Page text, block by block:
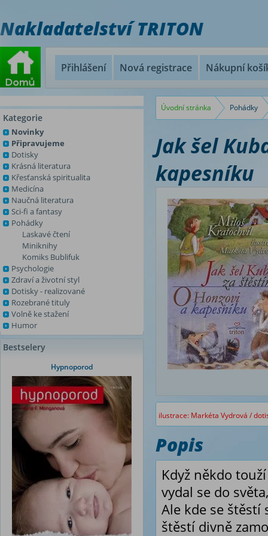
Nakladatelství TRITON
Přihlášení Nová registrace Nákupní
Kategorie
Novinky
Připravujeme
Dotisky
Krásná literatura
Křesťanská spiritualita
Medicína
Naučná literatura
Sci-fi a fantasy
Pohádky
Laskavé čtení
Miniknihy
Komiks Bublifuk
Psychologie
Zdraví a životní styl
Dotisky - realizované
Rozebrané tituly
Volně ke stažení
Humor
Bestselery
Hypnoporod
Úvodní stránka Pohádky
Jak šel
kapesníku
ilustrace: Markéta Vydrová /
Popis
Když někdo
vydal se do
Ale kde se štěstí
štěstí divně